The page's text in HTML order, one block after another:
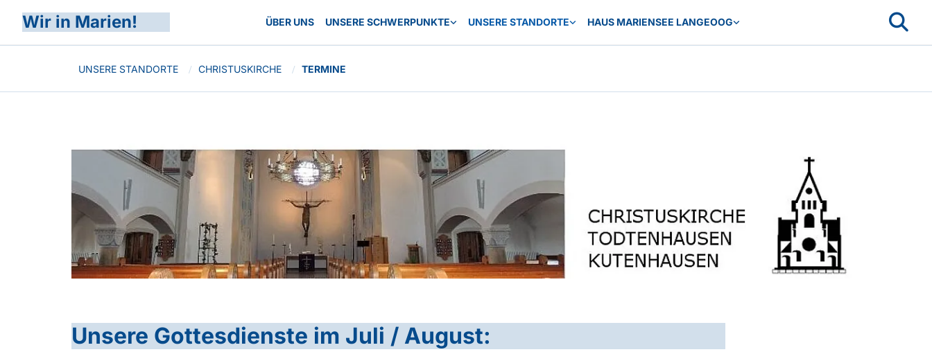
Wir in Marien! ÜBER UNS UNSERE SCHWERPUNKTE UNSERE STANDORTE HAUS MARIENSEE LANGEOOG
UNSERE STANDORTE / CHRISTUSKIRCHE / TERMINE
Unsere Gottesdienste im Juli / August: